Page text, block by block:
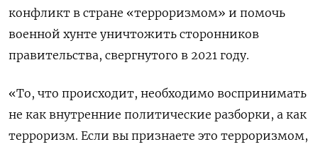
конфликт в стране «терроризмом» и помочь
военной хунте уничтожить сторонников
правительства, свергнутого в 2021 году.
«То, что происходит, необходимо воспринимать
не как внутренние политические разборки, а как
терроризм. Если вы признаете это терроризмом,